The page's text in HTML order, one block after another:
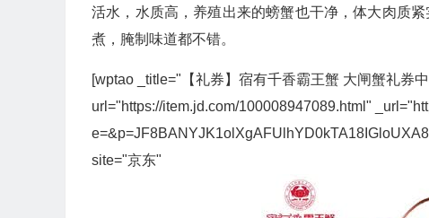
活水，水质高，养殖出来的螃蟹也干净，体大肉质
煮，腌制味道都不错。
[wptao _title="【礼券】宿有千香霸王蟹 大闸蟹礼券
url="https://item.jd.com/100008947089.html"
site="京东"